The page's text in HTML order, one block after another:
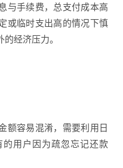
手续费，总支付成本高
或临时支出高的情况下慎
经济压力。
容易混淆，需要利用日
用户因为疏忽忘记还款